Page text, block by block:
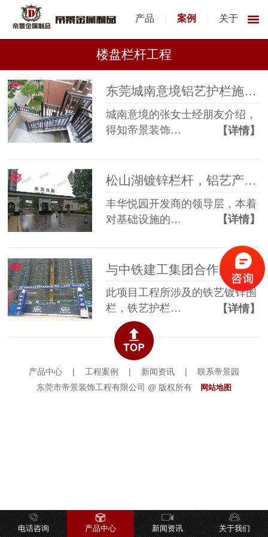
产品 案例 关于
楼盘栏杆工程
东莞城南意境铝艺护栏施工完毕
城南意境的张女士经朋友介绍，
得知帝景装饰…
【详情】
松山湖镀锌栏杆，铝艺产品定制工程竣工
丰华悦园开发商的领导层，本着
对基础设施的…
【详情】
与中铁建工集团合作的镀锌栏杆项目施工中
此项目工程所涉及的铁艺镀锌围
栏，铁艺护栏…
【详情】
产品中心 | 工程案例 | 新闻资讯 |
联系帝景园
东莞市帝景装饰工程有限公司 @ 版权所有
网站地图
电话咨询 产品中心 新闻资讯 关于我们